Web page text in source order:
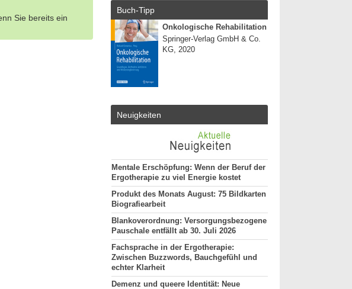
Sie bereits ein
Buch-Tipp
Onkologische Rehabilitation
Springer-Verlag GmbH & Co.
KG, 2020
Neuigkeiten
Mentale Erschöpfung: Wenn der Beruf der
Ergotherapie zu viel Energie kostet
Produkt des Monats August: 75 Bildkarten
Biografiearbeit
Blankoverordnung: Versorgungsbezogene
Pauschale entfällt ab 30. Juli 2026
Fachsprache in der Ergotherapie:
Zwischen Buzzwords, Bauchgefühl und
echter Klarheit
Demenz und queere Identität: Neue